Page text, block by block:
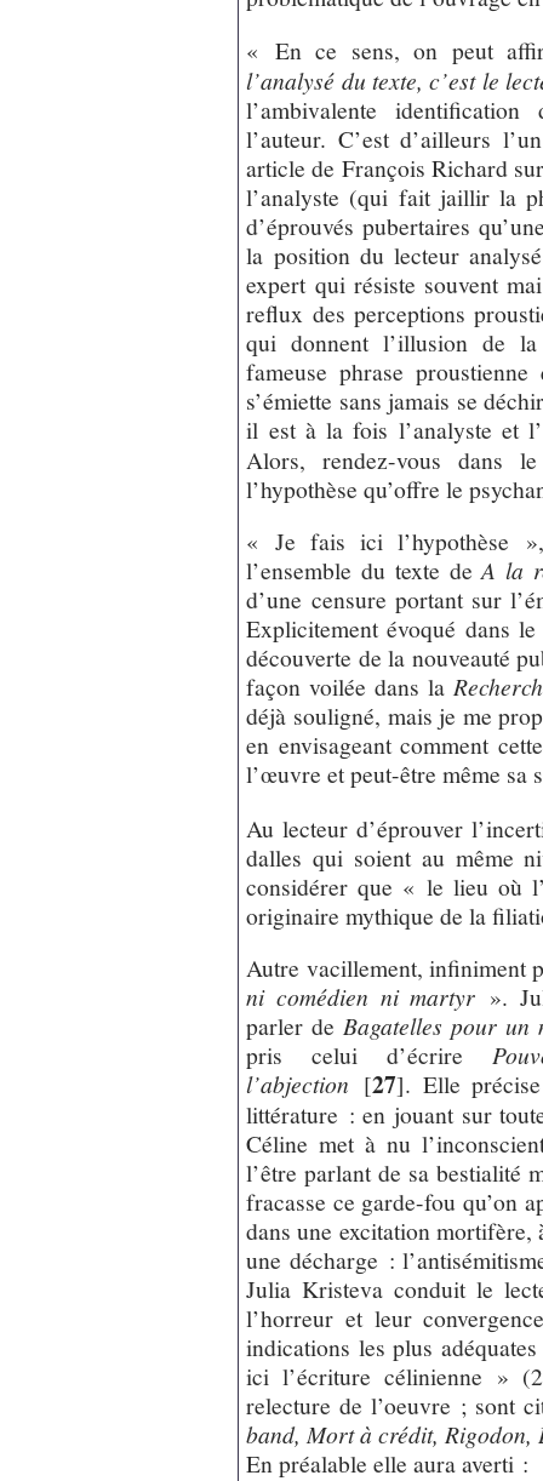
« En ce sens, on peut
l’analysé du texte, c’est le
l’ambivalente
l’auteur. C’est d’ailleurs
article de François Richard
l’analyste (qui fait jaillir la
d’éprouvés pubertaires
la position du lecteur
expert qui résiste souvent
reflux des perceptions
qui donnent l’illusion de
fameuse phrase
s’émiette sans jamais se
il est à la fois l’analyste et
Alors, rendez-vous dans
l’hypothèse qu’offre le
« Je fais ici l’hypothèse
l’ensemble du texte deA la
d’une censure portant sur
Explicitement évoqué dans le
découverte de la nouveauté
façon voilée dans la
déjà souligné, mais je me
en envisageant comment
l’œuvre et peut-être même sa
Au lecteur d’éprouver
dalles qui soient au même
considérer que « le lieu où
originaire mythique de la
Autre vacillement, infiniment
ni comédien ni martyr ».
parler deBagatelles pour un
pris celui d’écrire
l’abjection [27]. Elle
littérature : en jouant sur
Céline met à nu
l’être parlant de sa bestialité
fracasse ce garde-fou qu’on
dans une excitation
une décharge :
Julia Kristeva conduit le
l’horreur et leur
indications les plus
ici l’écriture célinienne »
relecture de l’oeuvre ; sont
band, Mort à crédit, Rigodon,
En préalable elle aura averti :